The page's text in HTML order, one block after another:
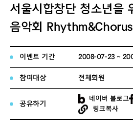
서울시합창단 청소년을
음악회
이벤트 기간 2008-07-23 ~
참여대상 전체회원
공유하기
네이버 블로그
링크복사